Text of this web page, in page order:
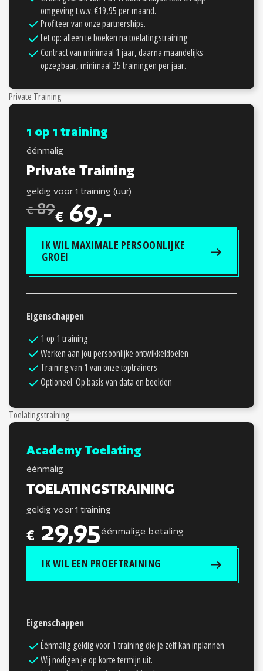
omgeving t.w.v. €19,95 per maand.
Profiteer van onze partnerships.
Let op: alleen te boeken na toelatingstraining
Contract van minimaal 1 jaar, daarna maandelijks
opzegbaar, minimaal 35 trainingen per jaar.
Private Training
1 op 1 training
éénmalig
Private Training
geldig voor 1 training (uur)
€ 89€ 69,-
IK WIL MAXIMALE PERSOONLIJKE
GROEI
Eigenschappen
1 op 1 training
Werken aan jou persoonlijke ontwikkeldoelen
Training van 1 van onze toptrainers
Optioneel: Op basis van data en beelden
Toelatingstraining
Academy Toelating
éénmalig
TOELATINGSTRAINING
geldig voor 1 training
€ 29,95éénmalige betaling
IK WIL EEN PROEFTRAINING
Eigenschappen
Éénmalig geldig voor 1 training die je zelf kan inplannen
Wij nodigen je op korte termijn uit.